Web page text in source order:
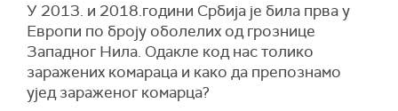
У 2013. и 2018.години Србија је била прва у
Европи по броју оболелих од грознице
Западног Нила. Одакле код нас толико
заражених комараца и како да препознамо
ујед зараженог комарца?